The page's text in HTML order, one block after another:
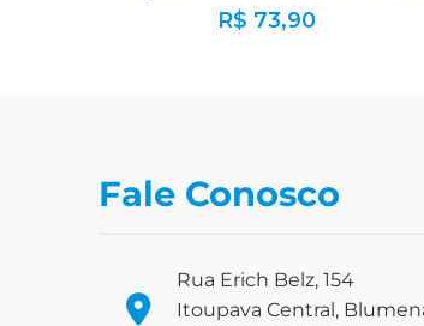
R$ 73,90
Fale Conosco
Rua Erich Belz, 154
Itoupava Central,